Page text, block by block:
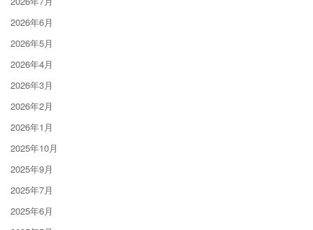
2026年6月
2026年5月
2026年4月
2026年3月
2026年2月
2026年1月
2025年10月
2025年9月
2025年7月
2025年6月